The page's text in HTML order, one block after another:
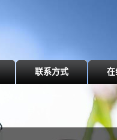
联系方式 在